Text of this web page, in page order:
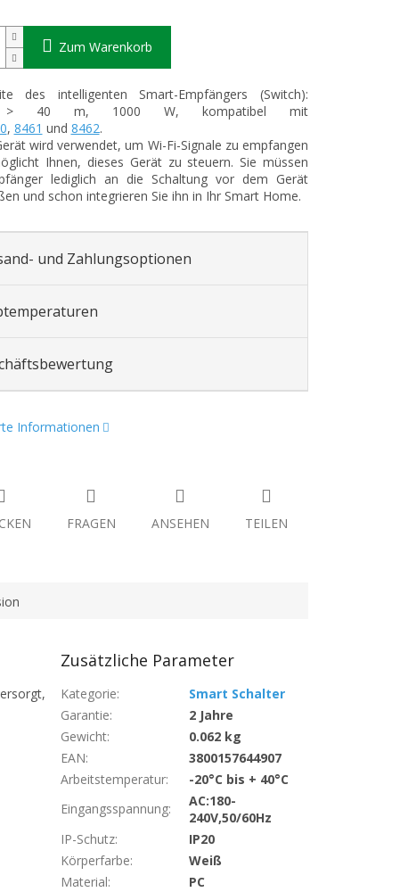
Zum Warenkorb
des intelligenten Smart-Empfängers (Switch):
> 40 m, 1000 W, kompatibel mit
, 8461 und 8462.
wird verwendet, um Wi-Fi-Signale zu empfangen
Ihnen, dieses Gerät zu steuern. Sie müssen
lediglich an die Schaltung vor dem Gerät
und schon integrieren Sie ihn in Ihr Smart Home.
und Zahlungsoptionen
Informationen
FRAGEN ANSEHEN TEILEN
Zusätzliche Parameter
Kategorie:
Smart Schalter
Garantie:
2 Jahre
Gewicht:
0.062 kg
EAN:
3800157644907
Arbeitstemperatur:
-20°C bis + 40°C
Eingangsspannung:
AC:180-
240V,50/60Hz
IP-Schutz:
IP20
Körperfarbe:
Weiß
Material:
PC